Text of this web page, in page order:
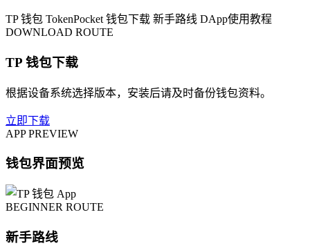
TP 钱包 TokenPocket 钱包下载 新手路线 DApp使用教程
DOWNLOAD ROUTE
TP 钱包下载
根据设备系统选择版本，安装后请及时备份钱包资料。
立即下载
APP PREVIEW
钱包界面预览
BEGINNER ROUTE
新手路线